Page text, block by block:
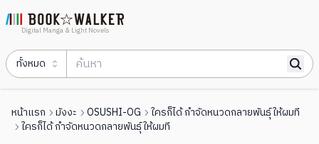
Digital Manga & Light Novels
ทั้งหมด
หน้าแรก มังงะ OSUSHI-OG
ใครก็ได้ กำจัดหนวดกลายพันธุ์ให้ผมที
ใครก็ได้ กำจัดหนวดกลายพันธุ์ให้ผมที